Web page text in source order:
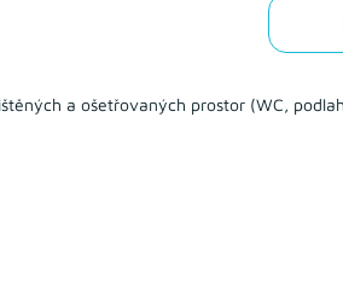
a ošetřovaných prostor (WC,